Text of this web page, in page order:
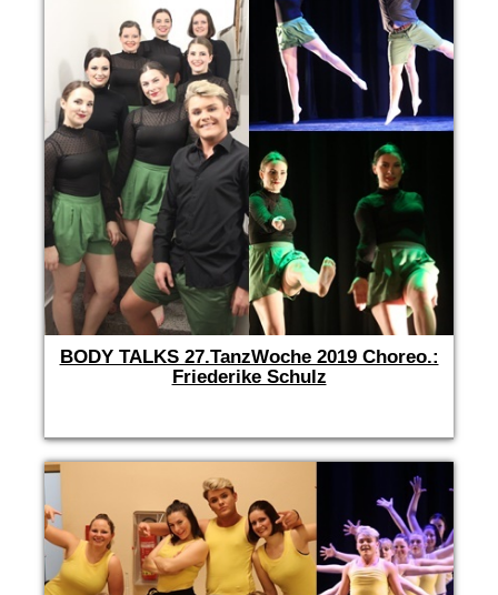
BODY TALKS 27.TanzWoche 2019 Choreo.:
Friederike Schulz